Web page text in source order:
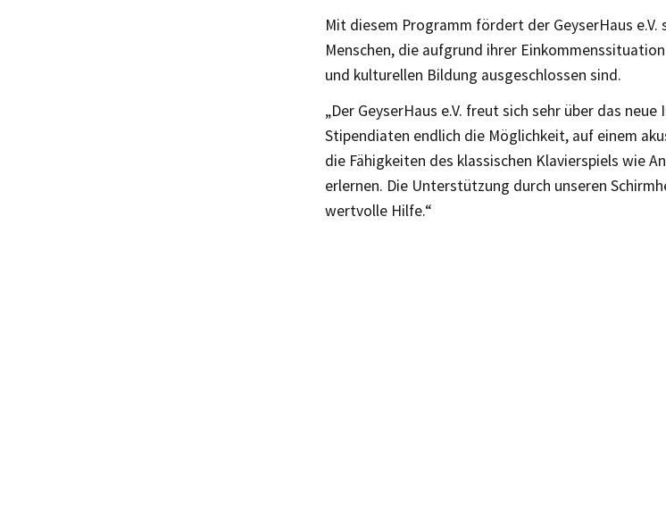
Mit diesem Programm fördert der GeyserHaus
Menschen, die aufgrund ihrer
und kulturellen Bildung ausgeschlossen sind.
„Der GeyserHaus e.V. freut sich sehr über das
Stipendiaten endlich die Möglichkeit, auf einem
die Fähigkeiten des klassischen Klavierspiels wie
erlernen. Die Unterstützung durch unseren
wertvolle Hilfe.“